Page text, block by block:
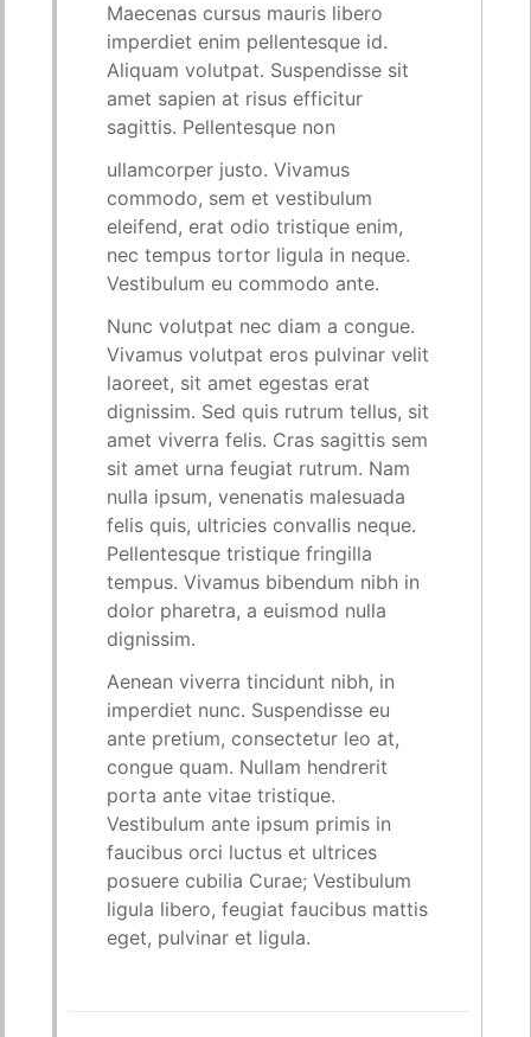
Maecenas cursus mauris libero
imperdiet enim pellentesque id.
Aliquam volutpat. Suspendisse sit
amet sapien at risus efficitur
sagittis. Pellentesque non
ullamcorper justo. Vivamus
commodo, sem et vestibulum
eleifend, erat odio tristique enim,
nec tempus tortor ligula in neque.
Vestibulum eu commodo ante.
Nunc volutpat nec diam a congue.
Vivamus volutpat eros pulvinar velit
laoreet, sit amet egestas erat
dignissim. Sed quis rutrum tellus, sit
amet viverra felis. Cras sagittis sem
sit amet urna feugiat rutrum. Nam
nulla ipsum, venenatis malesuada
felis quis, ultricies convallis neque.
Pellentesque tristique fringilla
tempus. Vivamus bibendum nibh in
dolor pharetra, a euismod nulla
dignissim.
Aenean viverra tincidunt nibh, in
imperdiet nunc. Suspendisse eu
ante pretium, consectetur leo at,
congue quam. Nullam hendrerit
porta ante vitae tristique.
Vestibulum ante ipsum primis in
faucibus orci luctus et ultrices
posuere cubilia Curae; Vestibulum
ligula libero, feugiat faucibus mattis
eget, pulvinar et ligula.